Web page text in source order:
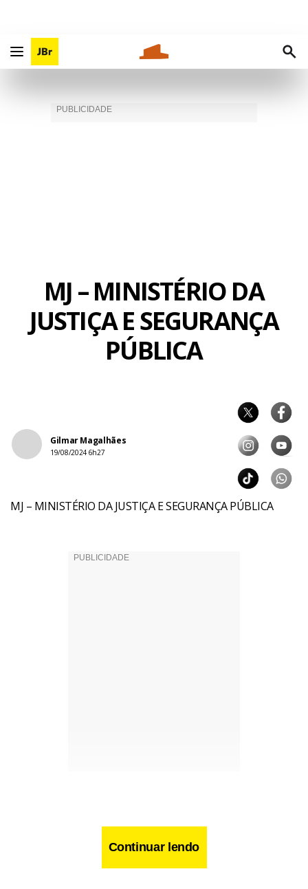
MJ – MINISTÉRIO DA
JUSTIÇA E SEGURANÇA
PÚBLICA
Gilmar Magalhães
19/08/2024 6h27
MJ – MINISTÉRIO DA JUSTIÇA E SEGURANÇA PÚBLICA
Continuar lendo